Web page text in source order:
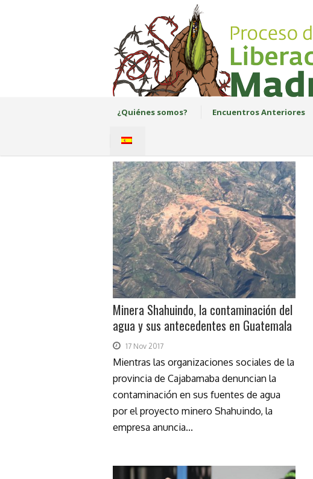
¿Quiénes somos? Encuentros Anteriores
Minera Shahuindo, la contaminación del
agua y sus antecedentes en Guatemala
17 Nov 2017
Mientras las organizaciones sociales de la
provincia de Cajabamaba denuncian la
contaminación en sus fuentes de agua
por el proyecto minero Shahuindo, la
empresa anuncia...